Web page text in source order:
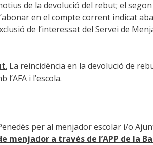
de la devolució del rebut; el
en el compte corrent indicat
de l’interessat del Servei de
. La reincidència en la devolució de
i l’escola.
per al menjador escolar i/o
menjador a través de l’APP de la